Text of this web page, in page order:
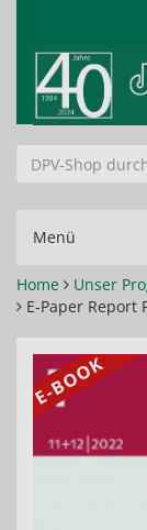
Menü
Home
Unser
E-Paper Report